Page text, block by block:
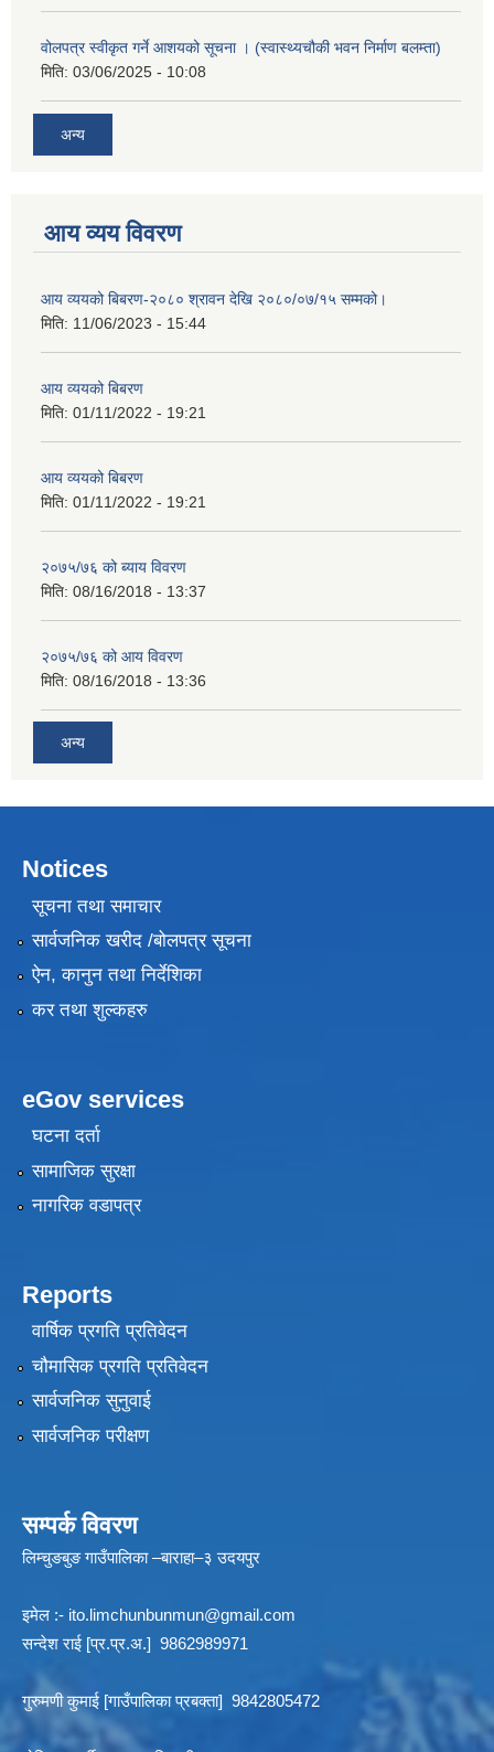
वोलपत्र स्वीकृत गर्ने आशयको सूचना । (स्वास्थ्यचौकी भवन निर्माण बलम्ता)
मिति: 03/06/2025 - 10:08
अन्य
आय व्यय विवरण
आय व्ययको बिबरण-२०८० श्रावन देखि २०८०/०७/१५ सम्मको।
मिति: 11/06/2023 - 15:44
आय व्ययको बिबरण
मिति: 01/11/2022 - 19:21
आय व्ययको बिबरण
मिति: 01/11/2022 - 19:21
२०७५/७६ को ब्याय विवरण
मिति: 08/16/2018 - 13:37
२०७५/७६ को आय विवरण
मिति: 08/16/2018 - 13:36
अन्य
Notices
सूचना तथा समाचार
सार्वजनिक खरीद /बोलपत्र सूचना
ऐन, कानुन तथा निर्देशिका
कर तथा शुल्कहरु
eGov services
घटना दर्ता
सामाजिक सुरक्षा
नागरिक वडापत्र
Reports
वार्षिक प्रगति प्रतिवेदन
चौमासिक प्रगति प्रतिवेदन
सार्वजनिक सुनुवाई
सार्वजनिक परीक्षण
सम्पर्क विवरण
लिम्चुङबुङ गाउँपालिका –बाराहा–३ उदयपुर
इमेल :- ito.limchunbunmun@gmail.com
सन्देश राई [प्र.प्र.अ.] 9862989971
गुरुमणी कुमाई [गाउँपालिका प्रबक्ता] 9842805472